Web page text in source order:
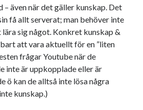
även när det gäller kunskap. Det
få allt serverat; man behöver inte
sig något. Konkret kunskap &
att vara aktuellt för en ”liten
frågar Youtube när de
inte är uppkopplade eller är
ö kan de alltså inte lösa några
kunskap.)